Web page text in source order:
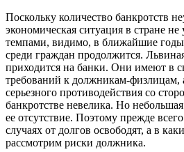
Поскольку количество банкротств
экономическая ситуация в стране
темпами, видимо, в ближайшие годы
среди граждан продолжится.
приходится на банки. Они имеют в
требований к должникам-физлицам,
серьезного противодействия со
банкротстве невелика. Но небольшая
ее отсутствие. Поэтому прежде
случаях от долгов освободят, а в
рассмотрим риски должника.